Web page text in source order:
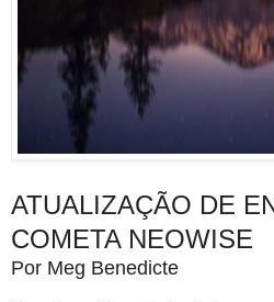
ATUALIZAÇÃO DE
COMETA NEOWISE
Por Meg Benedicte